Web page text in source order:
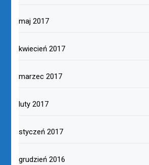
maj 2017
kwiecień 2017
marzec 2017
luty 2017
styczeń 2017
grudzień 2016